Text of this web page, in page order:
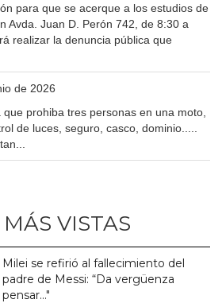
para que se acerque a los estudios de
Avda. Juan D. Perón 742, de 8:30 a
realizar la denuncia pública que
de 2026
prohiba tres personas en una moto,
de luces, seguro, casco, dominio.....
VISTAS
Milei se refirió al fallecimiento del
padre de Messi: “Da vergüenza
pensar..."